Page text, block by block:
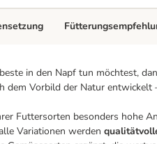
in den Napf tun möchtest,
dem Vorbild der Natur entwickelt
Futtersorten besonders hohe
Variationen werden